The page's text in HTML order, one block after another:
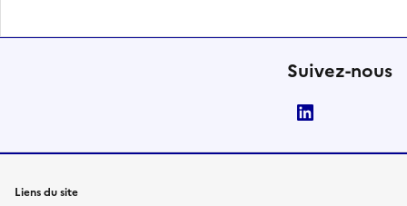
Suivez-nous
Liens du site